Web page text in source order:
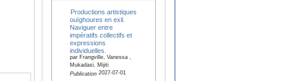
Productions artistiques
ouïghoures en exil.
Naviguer entre
impératifs collectifs et
expressions
individuelles.
par Frangville, Vanessa ,
Mukadasi, Mijiti
Publication2027-07-01